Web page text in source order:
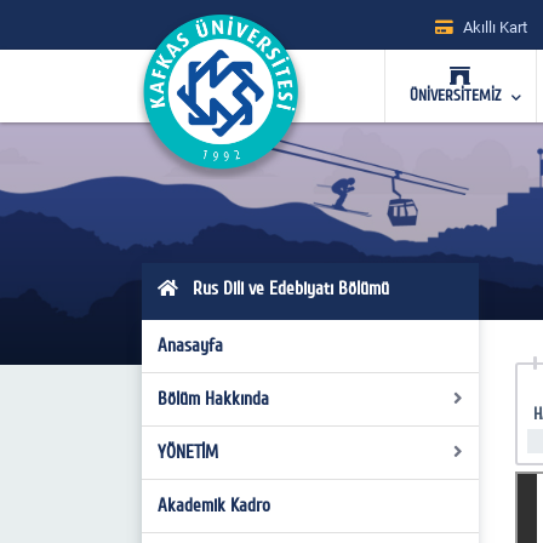
Akıllı Kart
ÜNİVERSİTEMİZ
Rus Dili ve Edebiyatı Bölümü
Anasayfa
Bölüm Hakkında
Hakkımızda
Bölüm Tanıtımı
YÖNETİM
Bölüm Başkanı
Akademik Kadro